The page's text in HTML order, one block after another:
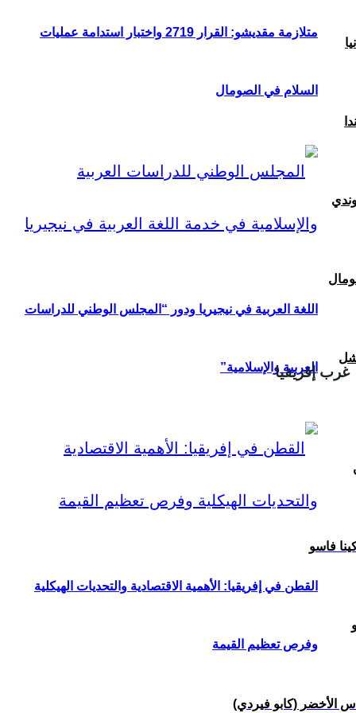
متلازمة مقديشو: القرار 2719 واختبار استدامة عمليات
السلام في الصومال
اللغة العربية في نيجيريا ودور “المجلس الوطني للدراسات
العربية والإسلامية”
القطن في إفريقيا: الأهمية الاقتصادية والتحديات الهيكلية
وفرص تعظيم القيمة
غرب إفريقيا
فاسو
الأخضر (كابو فيردي)